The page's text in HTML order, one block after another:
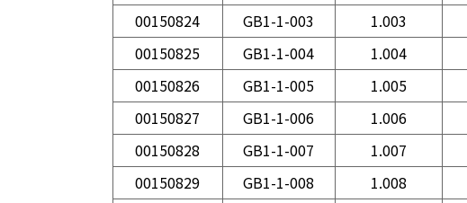
00150824
GB1-1-003 1.003
00150825
GB1-1-004 1.004
00150826
GB1-1-005 1.005
00150827
GB1-1-006 1.006
00150828
GB1-1-007 1.007
00150829
GB1-1-008 1.008